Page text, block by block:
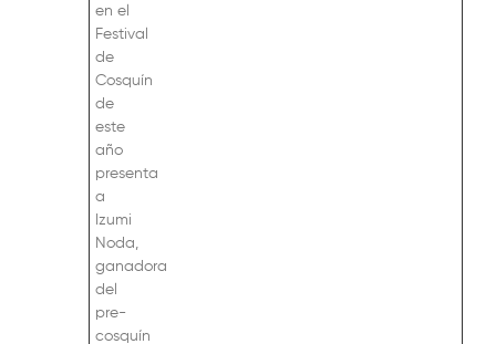
en el
Festival
de
Cosquín
de
este
año
presenta
a
Izumi
Noda,
ganadora
del
pre-
cosquín